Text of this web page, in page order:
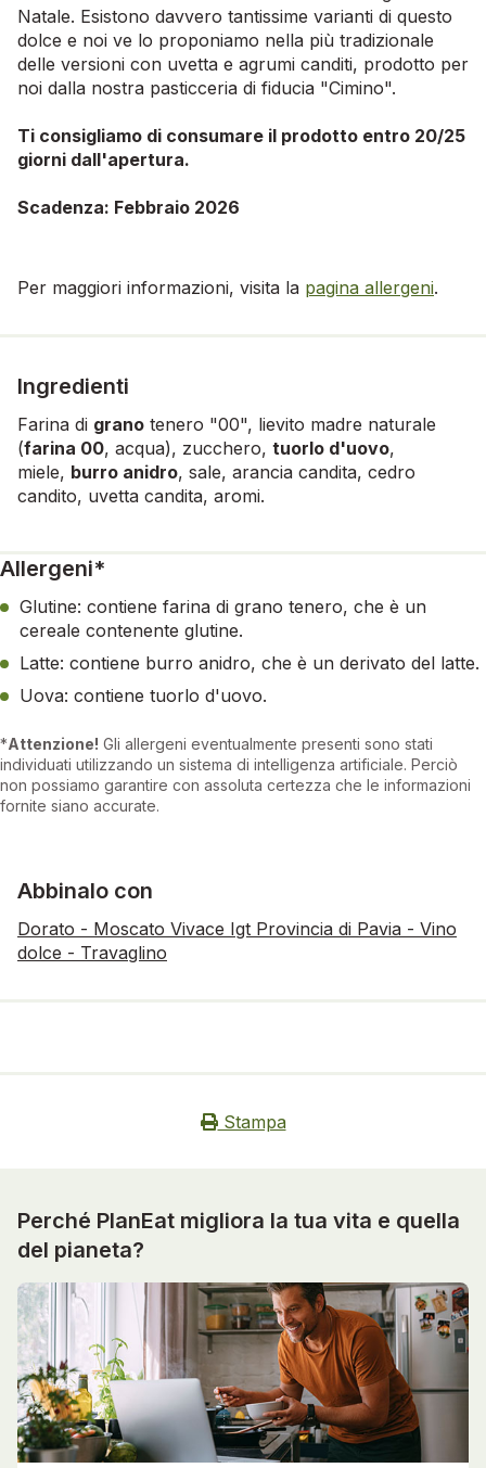
Natale. Esistono davvero tantissime varianti di questo
dolce e noi ve lo proponiamo nella più tradizionale
delle versioni con uvetta e agrumi canditi, prodotto per
noi dalla nostra pasticceria di fiducia "Cimino".
Ti consigliamo di consumare il prodotto entro 20/25
giorni dall'apertura.
Scadenza: Febbraio 2026
Per maggiori informazioni, visita la pagina allergeni.
Ingredienti
Farina di grano tenero "00", lievito madre naturale
(farina 00, acqua), zucchero, tuorlo d'uovo,
miele, burro anidro, sale, arancia candita, cedro
candito, uvetta candita, aromi.
Allergeni*
Glutine: contiene farina di grano tenero, che è un
cereale contenente glutine.
Latte: contiene burro anidro, che è un derivato del latte.
Uova: contiene tuorlo d'uovo.
*Attenzione! Gli allergeni eventualmente presenti sono stati
individuati utilizzando un sistema di intelligenza artificiale. Perciò
non possiamo garantire con assoluta certezza che le informazioni
fornite siano accurate.
Abbinalo con
Dorato - Moscato Vivace Igt Provincia di Pavia - Vino
dolce - Travaglino
Stampa
Perché PlanEat migliora la tua vita e quella
del pianeta?